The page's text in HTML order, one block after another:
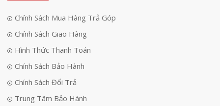
Chính Sách Mua Hàng Trả Góp
Chính Sách Giao Hàng
Hình Thức Thanh Toán
Chính Sách Bảo Hành
Chính Sách Đổi Trả
Trung Tâm Bảo Hành